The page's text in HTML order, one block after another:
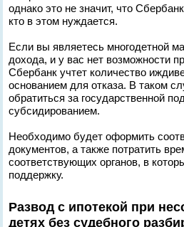
однако это не значит, что
кто в этом нуждается.
Если вы являетесь многодетной
дохода, и у вас нет возможности
Сбербанк учтет количество
основанием для отказа. В таком
обратиться за государственной
субсидированием.
Необходимо будет оформить
документов, а также потратить
соответствующих органов, в
поддержку.
Развод с ипотекой при
детях без судебного